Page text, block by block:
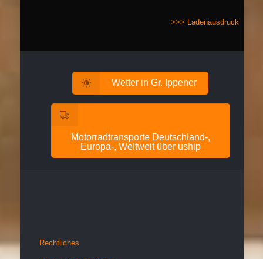
>>> Ladenausdruck
Wetter in Gr. Ippener
Motorradtransporte Deutschland-,
Europa-, Weltweit über uship
Rechtliches